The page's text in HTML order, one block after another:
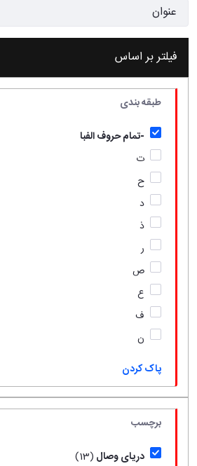
فیلتر بر اساس
طبقه بندی
-تمام حروف الفبا
ت
ح
د
ذ
ر
ص
ع
ف
ن
پاک کردن
برچسب
دریای وصال (13)